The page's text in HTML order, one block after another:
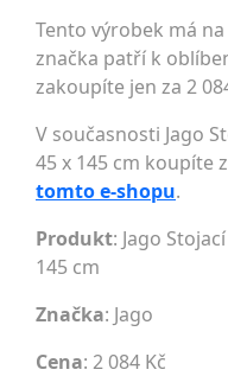
Tento výrobek má
značka patří k
zakoupíte jen za 2
V současnosti Jago
45 x 145 cm koupíte
tomto e-shopu.
Produkt: Jago
145 cm
Značka: Jago
Cena: 2 084 Kč